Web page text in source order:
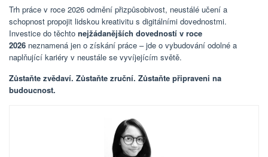
Trh práce v roce 2026 odmění přizpůsobivost, neustálé učení a
schopnost propojit lidskou kreativitu s digitálními dovednostmi.
Investice do těchto nejžádanějších dovedností v roce
2026 neznamená jen o získání práce – jde o vybudování odolné a
naplňující kariéry v neustále se vyvíjejícím světě.
Zůstaňte zvědaví. Zůstaňte zruční. Zůstaňte připraveni na
budoucnost.